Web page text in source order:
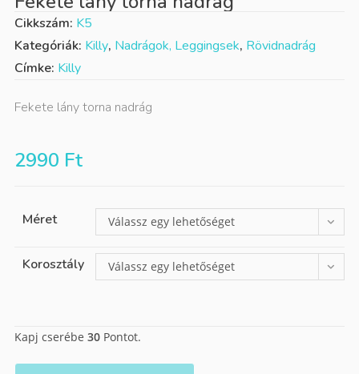
Cikkszám: K5
Kategóriák: Killy, Nadrágok, Leggingsek, Rövidnadrág
Címke: Killy
Fekete lány torna nadrág
2990 Ft
Méret Válassz egy lehetőséget
Korosztály Válassz egy lehetőséget
Kapj cserébe 30Pontot.